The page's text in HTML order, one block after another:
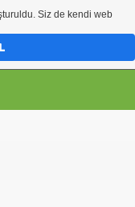
Siz de kendi web